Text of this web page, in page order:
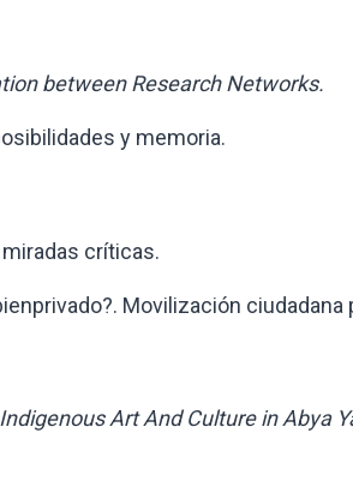
between Research Networks.
y memoria.
críticas.
Movilización ciudadana
Art And Culture in Abya